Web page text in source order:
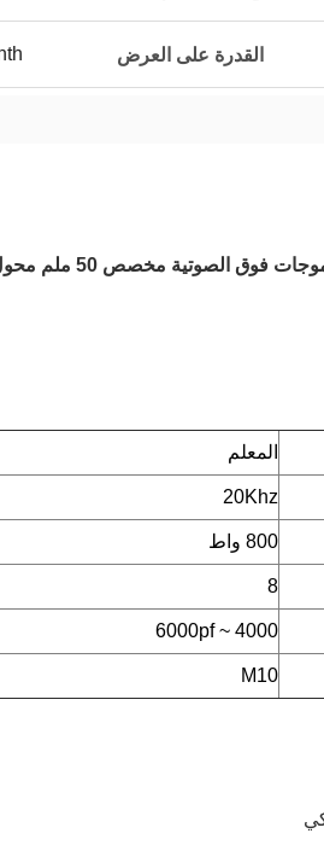
القدرة على العرض
الصوتية مخصص 50 ملم محول لنجفين للطاقة الكهربائية
المعلم
20Khz
800 واط
8
4000 ~ 6000pf
M10